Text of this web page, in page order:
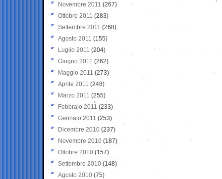
Novembre 2011 (267)
Ottobre 2011 (283)
Settembre 2011 (268)
Agosto 2011 (155)
Luglio 2011 (204)
Giugno 2011 (262)
Maggio 2011 (273)
Aprile 2011 (248)
Marzo 2011 (255)
Febbraio 2011 (233)
Gennaio 2011 (253)
Dicembre 2010 (237)
Novembre 2010 (187)
Ottobre 2010 (157)
Settembre 2010 (148)
Agosto 2010 (75)